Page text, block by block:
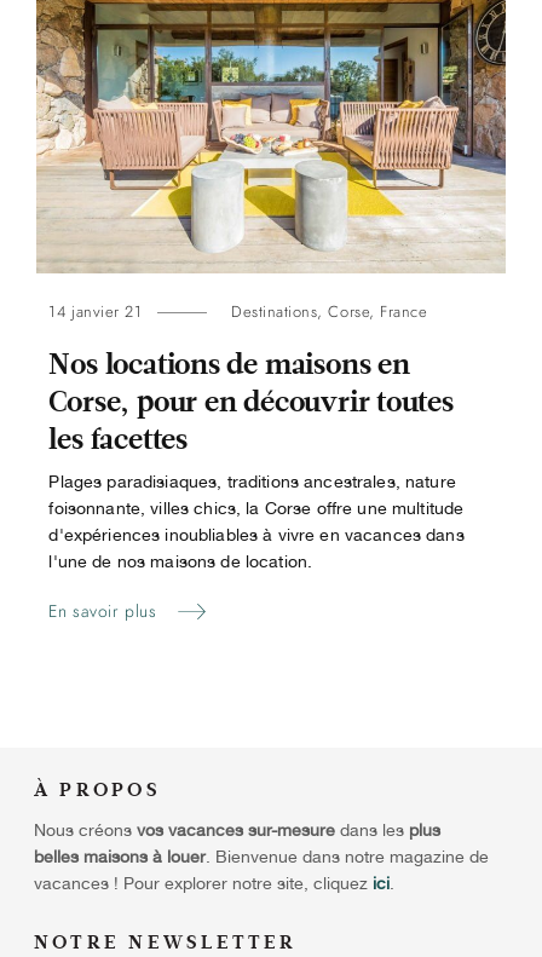
14 janvier 21 Destinations,Corse, France
Nos locations de maisons en
Corse, pour en découvrir toutes
les facettes
Plages paradisiaques, traditions ancestrales, nature
foisonnante, villes chics, la Corse offre une multitude
d'expériences inoubliables à vivre en vacances dans
l'une de nos maisons de location.
En savoir plus
À PROPOS
Nous créons vos vacances sur-mesure dans les plus
belles maisons à louer. Bienvenue dans notre magazine de
vacances ! Pour explorer notre site, cliquez ici
NOTRE NEWSLETTER